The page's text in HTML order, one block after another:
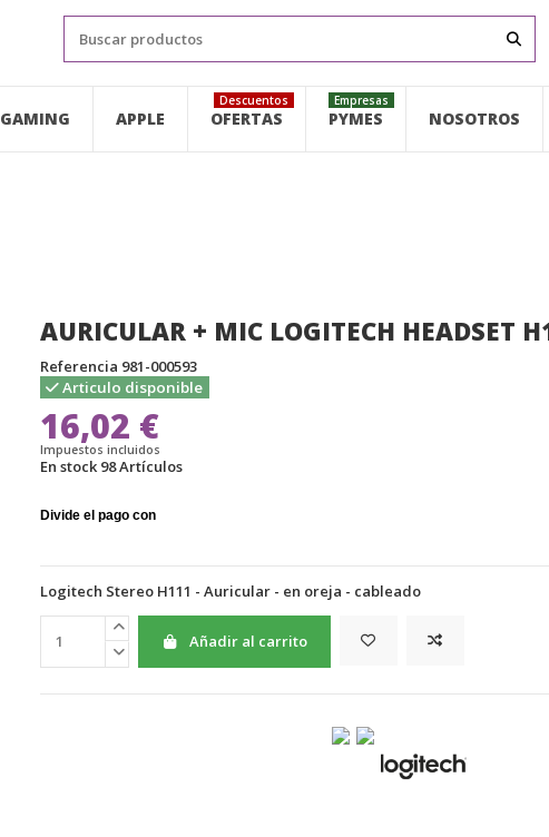
GAMING APPLE OFERTAS
Descuentos
PYMES
Empresas
NOSOTROS
AURICULAR + MIC LOGITECH HEADSET
Referencia 981-000593
Articulo disponible
16,02 €
Impuestos incluidos
En stock 98 Artículos
Logitech Stereo H111 - Auricular - en oreja - cableado
Añadir al carrito